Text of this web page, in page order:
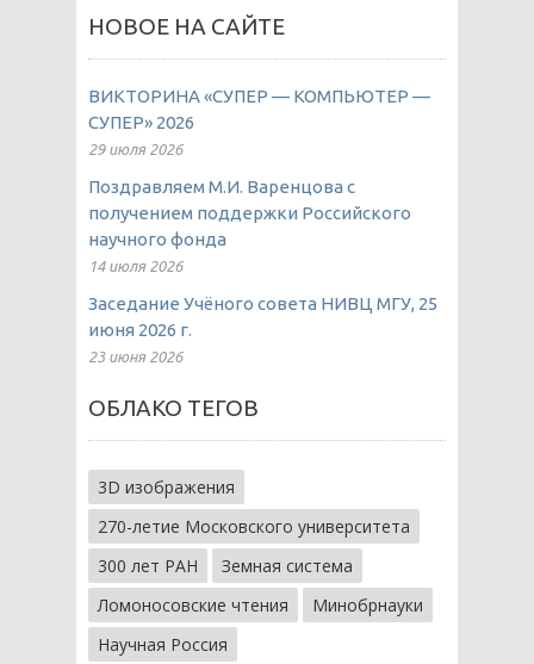
НОВОЕ НА САЙТЕ
ВИКТОРИНА «СУПЕР — КОМПЬЮТЕР —
СУПЕР» 2026
29 июля 2026
Поздравляем М.И. Варенцова с
получением поддержки Российского
научного фонда
14 июля 2026
Заседание Учёного совета НИВЦ МГУ, 25
июня 2026 г.
23 июня 2026
ОБЛАКО ТЕГОВ
3D изображения
270-летие Московского университета
300 лет РАН
Земная система
Ломоносовские чтения
Минобрнауки
Научная Россия